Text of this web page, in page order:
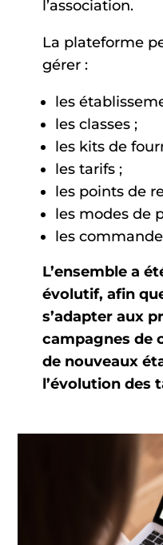
l’association.
La plateforme
gérer :
les
les classes ;
les kits de
les tarifs ;
les points de
les modes de
les
L’ensemble a
évolutif, afin
s’adapter aux
campagnes de
de nouveaux
l’évolution des